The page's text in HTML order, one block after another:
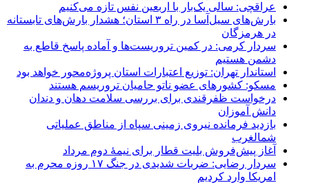
عراقچی: سالی یک‌بار با اربعین نفس تازه می‌کنیم
بارش‌های سیل‌آسا در راه ۳ استان؛ هشدار بارش‌های تابستانه
در هرمزگان
سردار کرمی: در کمین تروریست‌ها و آماده پاسخ قاطع به
دشمن هستیم
استاندار تهران: توزیع اعتبارات استان پروژه‌محور خواهد بود
مسکو: کشورهای عضو ناتو حامیان تروریسم هستند
درخواست ظفرقندی برای بررسی سلامت دهان و دندان
دانش آموزان
بازدید فرمانده نیروی زمینی سپاه از مناطق عملیاتی
شمالغرب
آغاز پیش‌فروش بلیت قطار برای نیمۀ دوم مرداد
سردار رضایی: ضربات شدیدی در جنگ ۱۷ روزه محرم به
امریکا وارد کردیم